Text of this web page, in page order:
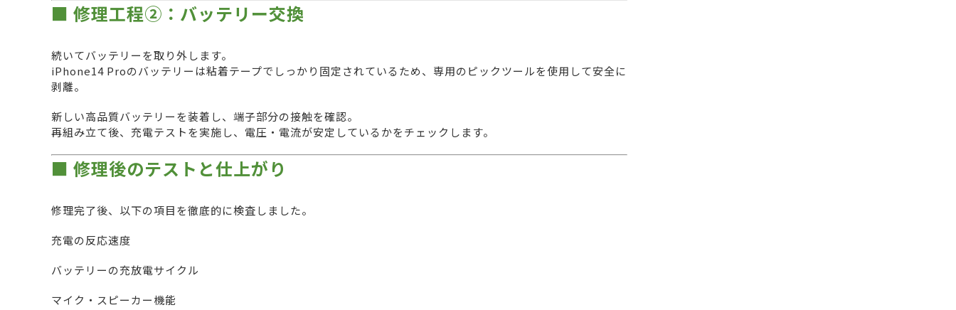
■ 修理工程②：バッテリー交換
続いてバッテリーを取り外します。
iPhone14 Proのバッテリーは粘着テープでしっかり固定されているため、専用のピックツールを使用して安全に
剥離。
新しい高品質バッテリーを装着し、端子部分の接触を確認。
再組み立て後、充電テストを実施し、電圧・電流が安定しているかをチェックします。
■ 修理後のテストと仕上がり
修理完了後、以下の項目を徹底的に検査しました。
充電の反応速度
バッテリーの充放電サイクル
マイク・スピーカー機能